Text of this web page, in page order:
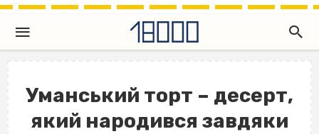
Уманський торт – десерт,
який народився завдяки